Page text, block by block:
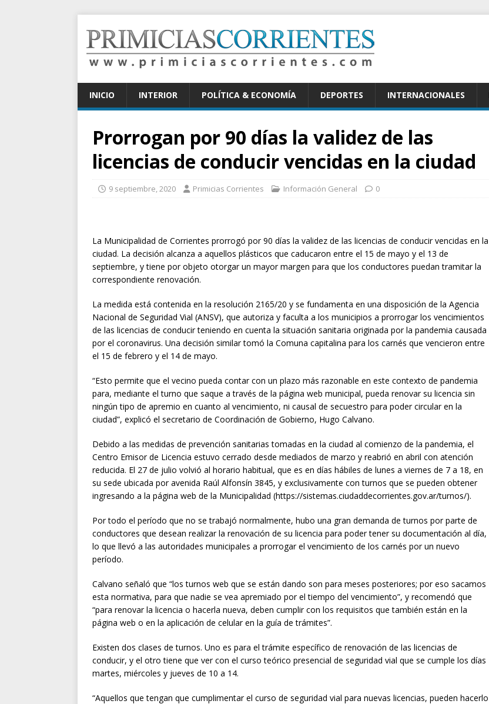
INICIO INTERIOR POLÍTICA & ECONOMÍA DEPORTES INTERNACIONALES
Prorrogan por 90 días la validez de las
licencias de conducir vencidas en la ciudad
9 septiembre, 2020 Primicias Corrientes Información General 0
La Municipalidad de Corrientes prorrogó por 90 días la validez de las licencias de conducir vencidas en la
ciudad. La decisión alcanza a aquellos plásticos que caducaron entre el 15 de mayo y el 13 de
septiembre, y tiene por objeto otorgar un mayor margen para que los conductores puedan tramitar la
correspondiente renovación.
La medida está contenida en la resolución 2165/20 y se fundamenta en una disposición de la Agencia
Nacional de Seguridad Vial (ANSV), que autoriza y faculta a los municipios a prorrogar los vencimientos
de las licencias de conducir teniendo en cuenta la situación sanitaria originada por la pandemia causada
por el coronavirus. Una decisión similar tomó la Comuna capitalina para los carnés que vencieron entre
el 15 de febrero y el 14 de mayo.
“Esto permite que el vecino pueda contar con un plazo más razonable en este contexto de pandemia
para, mediante el turno que saque a través de la página web municipal, pueda renovar su licencia sin
ningún tipo de apremio en cuanto al vencimiento, ni causal de secuestro para poder circular en la
ciudad”, explicó el secretario de Coordinación de Gobierno, Hugo Calvano.
Debido a las medidas de prevención sanitarias tomadas en la ciudad al comienzo de la pandemia, el
Centro Emisor de Licencia estuvo cerrado desde mediados de marzo y reabrió en abril con atención
reducida. El 27 de julio volvió al horario habitual, que es en días hábiles de lunes a viernes de 7 a 18, en
su sede ubicada por avenida Raúl Alfonsín 3845, y exclusivamente con turnos que se pueden obtener
ingresando a la página web de la Municipalidad (https://sistemas.ciudaddecorrientes.gov.ar/turnos/).
Por todo el período que no se trabajó normalmente, hubo una gran demanda de turnos por parte de
conductores que desean realizar la renovación de su licencia para poder tener su documentación al día,
lo que llevó a las autoridades municipales a prorrogar el vencimiento de los carnés por un nuevo
período.
Calvano señaló que “los turnos web que se están dando son para meses posteriores; por eso sacamos
esta normativa, para que nadie se vea apremiado por el tiempo del vencimiento”, y recomendó que
“para renovar la licencia o hacerla nueva, deben cumplir con los requisitos que también están en la
página web o en la aplicación de celular en la guía de trámites”.
Existen dos clases de turnos. Uno es para el trámite específico de renovación de las licencias de
conducir, y el otro tiene que ver con el curso teórico presencial de seguridad vial que se cumple los días
martes, miércoles y jueves de 10 a 14.
“Aquellos que tengan que cumplimentar el curso de seguridad vial para nuevas licencias, pueden hacerlo